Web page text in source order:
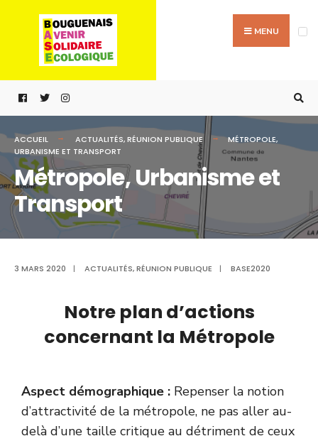
MENU
ACCUEIL ACTUALITÉS,RÉUNION PUBLIQUE
MÉTROPOLE,
URBANISME ET TRANSPORT
Métropole, Urbanisme et
Transport
3 MARS 2020 | ACTUALITÉS,RÉUNION PUBLIQUE | BASE2020
Notre plan d’actions
concernant la Métropole
Aspect démographique : Repenser la notion
d’attractivité de la métropole, ne pas aller au-
delà d’une taille critique au détriment de ceux